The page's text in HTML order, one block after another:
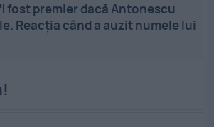
fost premier dacă Antonescu
Reacția când a auzit numele lui